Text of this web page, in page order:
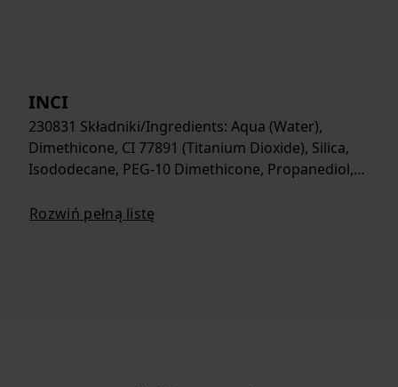
INCI
230831 Składniki/Ingredients: Aqua (Water),
Dimethicone, CI 77891 (Titanium Dioxide), Silica,
Isododecane, PEG-10 Dimethicone, Propanediol,…
Rozwiń pełną listę